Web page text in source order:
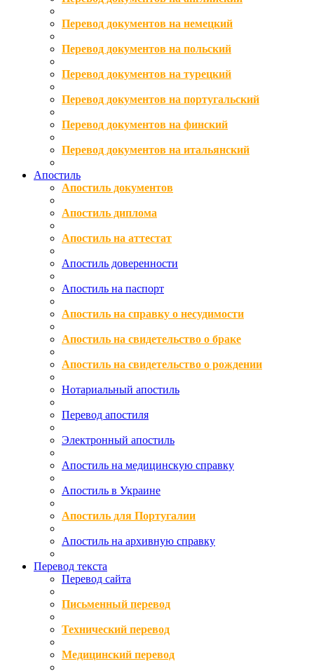
Перевод документов на немецкий
Перевод документов на польский
Перевод документов на турецкий
Перевод документов на португальский
Перевод документов на финский
Перевод документов на итальянский
Апостиль
Апостиль документов
Апостиль диплома
Апостиль на аттестат
Апостиль доверенности
Апостиль на паспорт
Апостиль на справку о несудимости
Апостиль на свидетельство о браке
Апостиль на свидетельство о рождении
Нотариальный апостиль
Перевод апостиля
Электронный апостиль
Апостиль на медицинскую справку
Апостиль в Украине
Апостиль для Португалии
Апостиль на архивную справку
Перевод текста
Перевод сайта
Письменный перевод
Технический перевод
Медицинский перевод